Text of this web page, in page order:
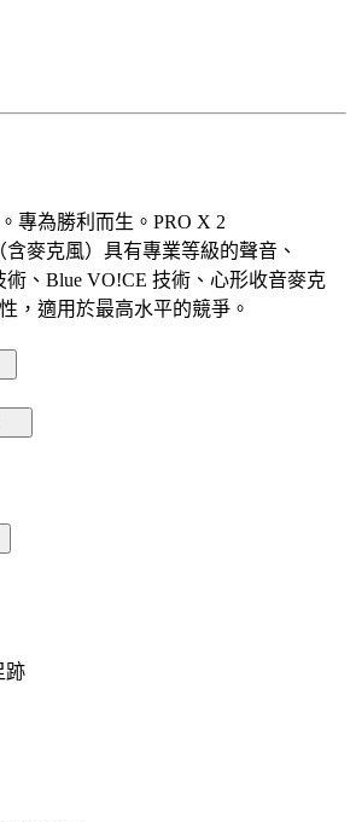
專為勝利而生。PRO X 2
麥克風）具有專業等級的聲音、
術、Blue VO!CE 技術、心形收音麥克
，適用於最高水平的競爭。
跡